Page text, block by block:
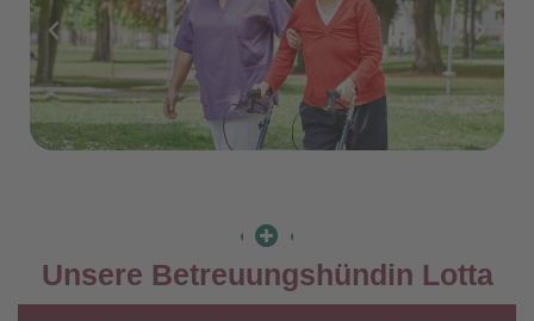
Unsere Betreuungshündin Lotta